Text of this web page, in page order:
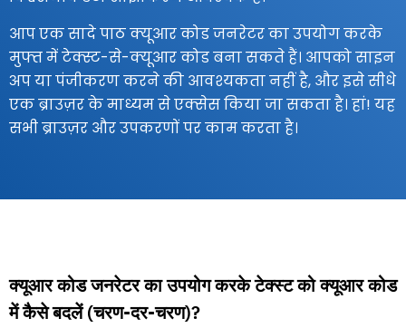
आप एक सादे पाठ क्यूआर कोड जनरेटर का उपयोग करके
मुफ्त में टेक्स्ट-से-क्यूआर कोड बना सकते हैं। आपको साइन
अप या पंजीकरण करने की आवश्यकता नहीं है, और इसे सीधे
एक ब्राउज़र के माध्यम से एक्सेस किया जा सकता है। हां! यह
सभी ब्राउज़र और उपकरणों पर काम करता है।
क्यूआर कोड जनरेटर का उपयोग करके टेक्स्ट को क्यूआर कोड
में कैसे बदलें (चरण-दर-चरण)?